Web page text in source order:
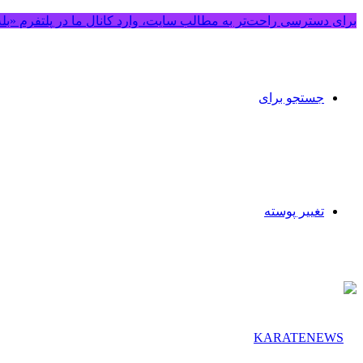
برای دسترسی راحت‌تر به مطالب سایت، وارد کانال ما در پلتفرم
جستجو برای
تغییر پوسته